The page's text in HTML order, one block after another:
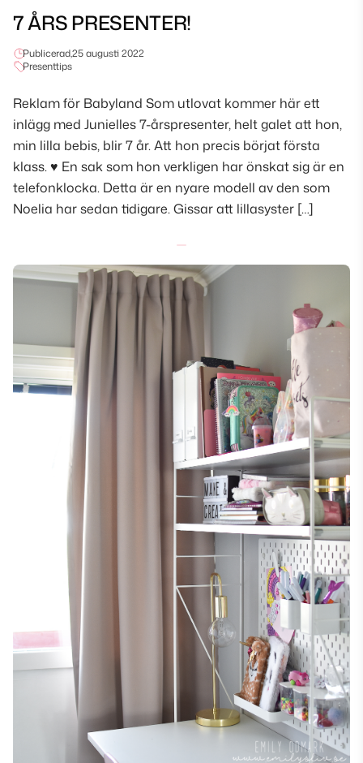
7 ÅRS PRESENTER!
Publicerad,25 augusti 2022
Presenttips
Reklam för Babyland Som utlovat kommer här ett
inlägg med Junielles 7-årspresenter, helt galet att hon,
min lilla bebis, blir 7 år. Att hon precis börjat första
klass. ♥ En sak som hon verkligen har önskat sig är en
telefonklocka. Detta är en nyare modell av den som
Noelia har sedan tidigare. Gissar att lillasyster […]